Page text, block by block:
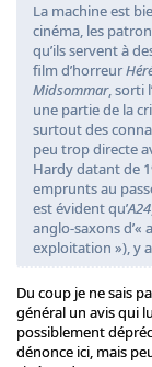
La machine est
cinéma, les
qu’ils servent à
film d’horreur
Midsommar, sorti
une partie de la
surtout des
peu trop directe
Hardy datant de
emprunts au
est évident qu’A24
anglo-saxons d’«
exploitation »), y
Du coup je ne sais
général un avis qui
possiblement
dénonce ici, mais